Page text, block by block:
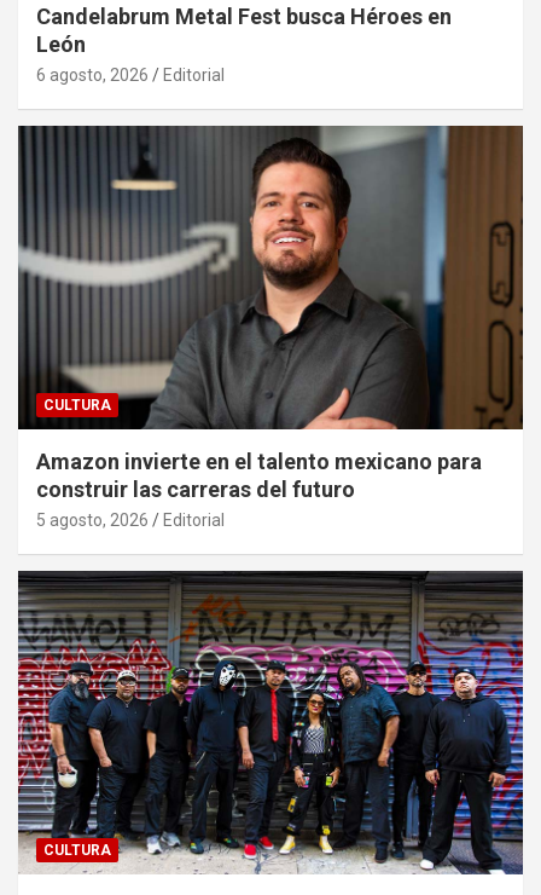
Candelabrum Metal Fest busca Héroes en
León
6 agosto, 2026 Editorial
CULTURA
Amazon invierte en el talento mexicano para
construir las carreras del futuro
5 agosto, 2026 Editorial
CULTURA